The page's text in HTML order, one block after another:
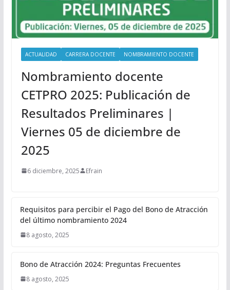
ACTUALIDAD CARRERA DOCENTE NOMBRAMIENTO DOCENTE
Nombramiento docente
CETPRO 2025: Publicación de
Resultados Preliminares |
Viernes 05 de diciembre de
2025
6 diciembre, 2025 Efrain
Requisitos para percibir el Pago del Bono de Atracción
del último nombramiento 2024
8 agosto, 2025
Bono de Atracción 2024: Preguntas Frecuentes
8 agosto, 2025